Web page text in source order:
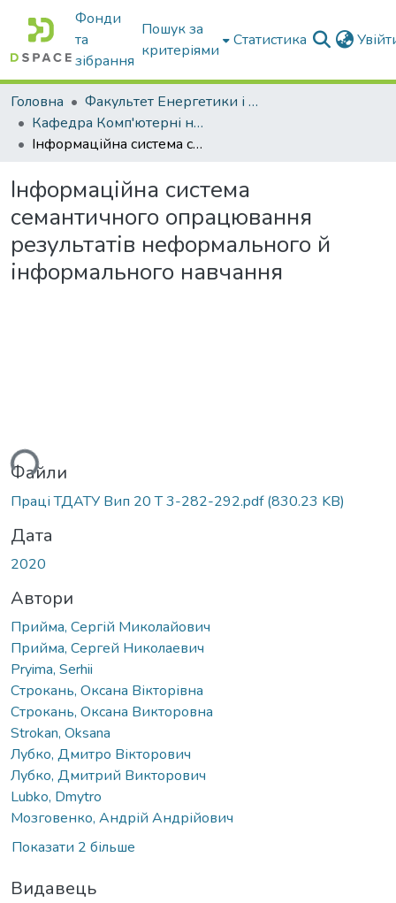
Фонди
та
зібрання
Пошук за
критеріями
Статистика
Головна
Факультет Енергетики і комп'ютерних технологій
Кафедра Комп'ютерні науки
Інформаційна система семантичного опрацювання результатів неформального й інформального навчання
Інформаційна система
семантичного опрацювання
результатів неформального й
інформального навчання
Файли
Праці ТДАТУ Вип 20 Т 3-282-292.pdf(830.23 KB)
Дата
2020
Автори
Прийма, Сергій Миколайович
Прийма, Сергей Николаевич
Pryima, Serhii
Строкань, Оксана Вікторівна
Строкань, Оксана Викторовна
Strokan, Oksana
Лубко, Дмитро Вікторович
Лубко, Дмитрий Викторович
Lubko, Dmytro
Мозговенко, Андрій Андрійович
Показати 2 більше
Видавець